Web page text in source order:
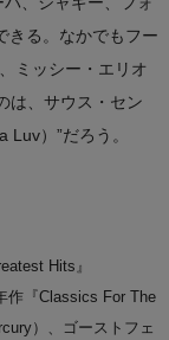
きる。なかでもフー
ミッシー・エリオ
は、サウス・セン
）”だろう。
Hits』
作『Classics For The
）、ゴーストフェ